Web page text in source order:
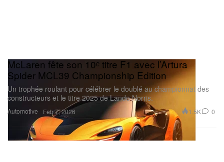
Automotive
McLaren fête son 10ᵉ titre F1 avec l’Artura
Spider MCL39 Championship Edition
Un trophée roulant pour célébrer le doublé au championnat des
constructeurs et le titre 2025 de Lando Norris.
Feb 7, 2026 1.5K 0